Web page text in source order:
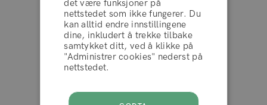
for fuktighet og lett hold.
Som leave-in conditioner:Fyll denne forstøverflaske med
din favorittbalsam eller hårmaske, og spray jevnt på fuktig
Husk å bytte vannet regelmessig for å opprettholde
Enestående
4.2 av 5 10.000+ anmeldelser
på
AVVIS
AKSEPTERER
det være funksjoner på
nettstedet som ikke fungerer. Du
kan alltid endre innstillingene
dine, inkludert å trekke tilbake
samtykket ditt, ved å klikke på
"Administrer cookies" nederst på
nettstedet.